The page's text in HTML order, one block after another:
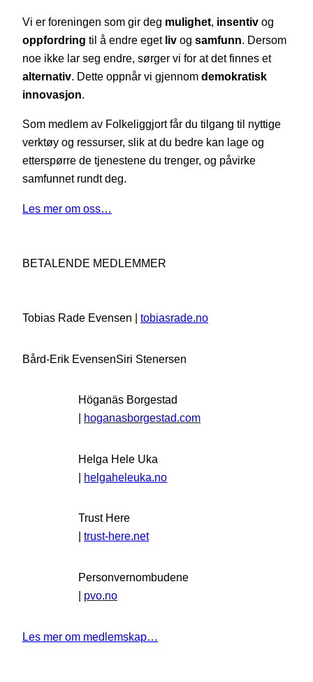
Vi er foreningen som gir deg mulighet, insentiv og
oppfordring til å endre eget liv og samfunn. Dersom
noe ikke lar seg endre, sørger vi for at det finnes et
alternativ. Dette oppnår vi gjennom demokratisk
innovasjon.
Som medlem av Folkeliggjort får du tilgang til nyttige
verktøy og ressurser, slik at du bedre kan lage og
etterspørre de tjenestene du trenger, og påvirke
samfunnet rundt deg.
Les mer om oss…
BETALENDE MEDLEMMER
Tobias Rade Evensen | tobiasrade.no
Bård-Erik EvensenSiri Stenersen
Höganäs Borgestad
| hoganasborgestad.com
Helga Hele Uka
| helgaheleuka.no
Trust Here
trust-here.net
Personvernombudene
| pvo.no
Les mer om medlemskap…